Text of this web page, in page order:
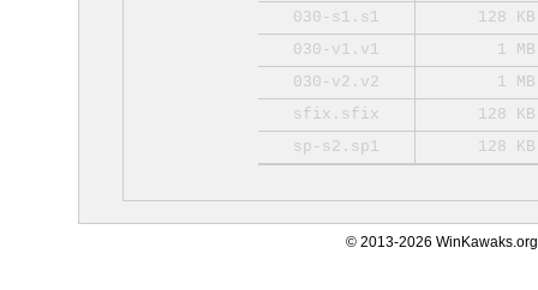
030-s1.s1
128 KB
030-v1.v1
1 MB
030-v2.v2
1 MB
sfix.sfix
128 KB
sp-s2.sp1
128 KB
© 2013-2026